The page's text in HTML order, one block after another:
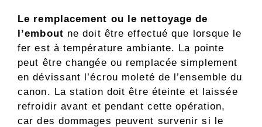
Le remplacement ou le nettoyage de
l’embout ne doit être effectué que lorsque le
fer est à température ambiante. La pointe
peut être changée ou remplacée simplement
en dévissant l’écrou moleté de l’ensemble du
canon. La station doit être éteinte et laissée
refroidir avant et pendant cette opération,
car des dommages peuvent survenir si le